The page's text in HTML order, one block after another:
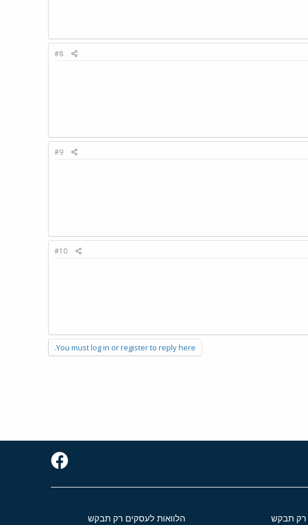
#8
#9
#10
You must log in or register to reply here.
רק תבקש הלוואות לעסקים רק תבקש